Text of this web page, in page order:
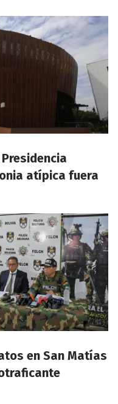
atípica fuera
en San Matías